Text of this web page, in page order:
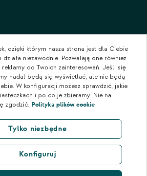
newslettera, aby otrzymywać informacje o
w naszym sklepie.
dzięki którym nasza strona jest dla Ciebie
niezawodnie. Pozwalają one również
do Twoich zainteresowań. Jeśli się
nadal będą się wyświetlać, ale nie będą
W konfiguracji możesz sprawdzić, jakie
i po co je zbieramy. Nie na
zgodzić. Polityka plików cookie
Tylko niezbędne
Konfiguruj